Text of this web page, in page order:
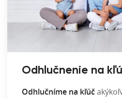
Odhlučnenie na
Odhlučníme na kľúč